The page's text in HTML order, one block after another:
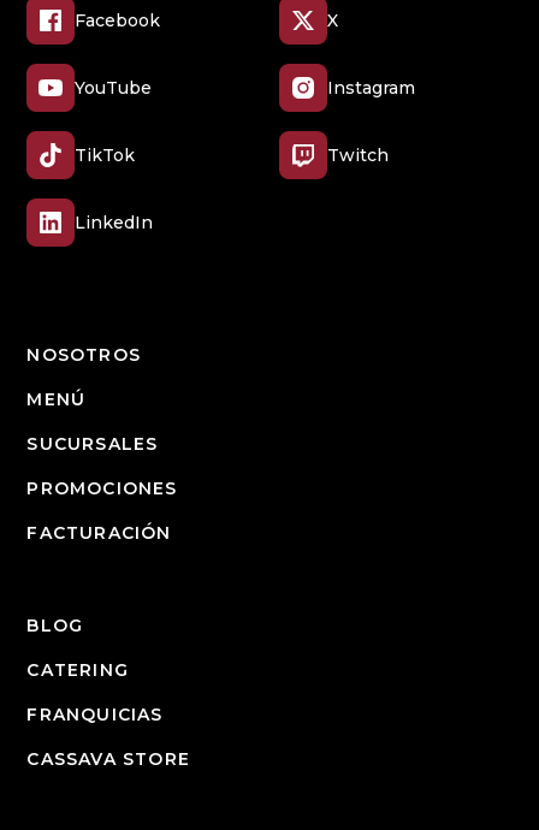
Facebook X
YouTube Instagram
TikTok Twitch
LinkedIn
NOSOTROS
MENÚ
SUCURSALES
PROMOCIONES
FACTURACIÓN
BLOG
CATERING
FRANQUICIAS
CASSAVA STORE